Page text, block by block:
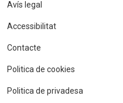
Avís legal
Accessibilitat
Contacte
Politica de cookies
Politica de privadesa